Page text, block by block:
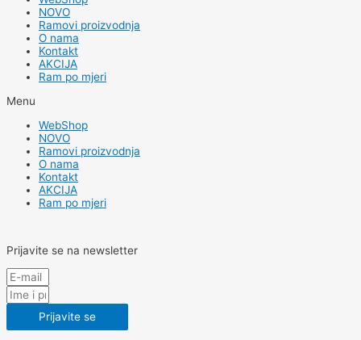
NOVO
Ramovi proizvodnja
O nama
Kontakt
AKCIJA
Ram po mjeri
Menu
WebShop
NOVO
Ramovi proizvodnja
O nama
Kontakt
AKCIJA
Ram po mjeri
Prijavite se na newsletter
Prijavite se